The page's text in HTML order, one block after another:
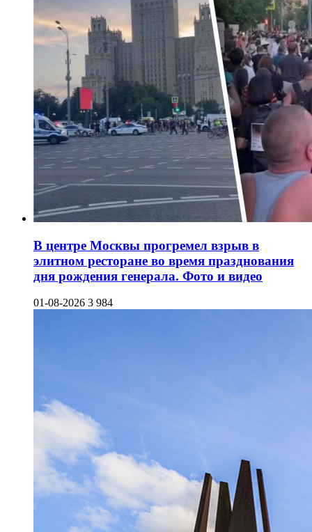
В центре Москвы прогремел взрыв в
элитном ресторане во время празднования
дня рождения генерала. Фото и видео
01-08-2026 3 984